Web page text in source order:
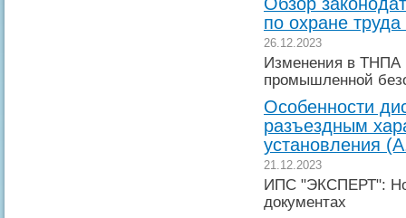
по охране
26.12.2023
Изменения в ТНПА
промышленной
Особенности
разъездным
установления
21.12.2023
ИПС "ЭКСПЕРТ":
документах